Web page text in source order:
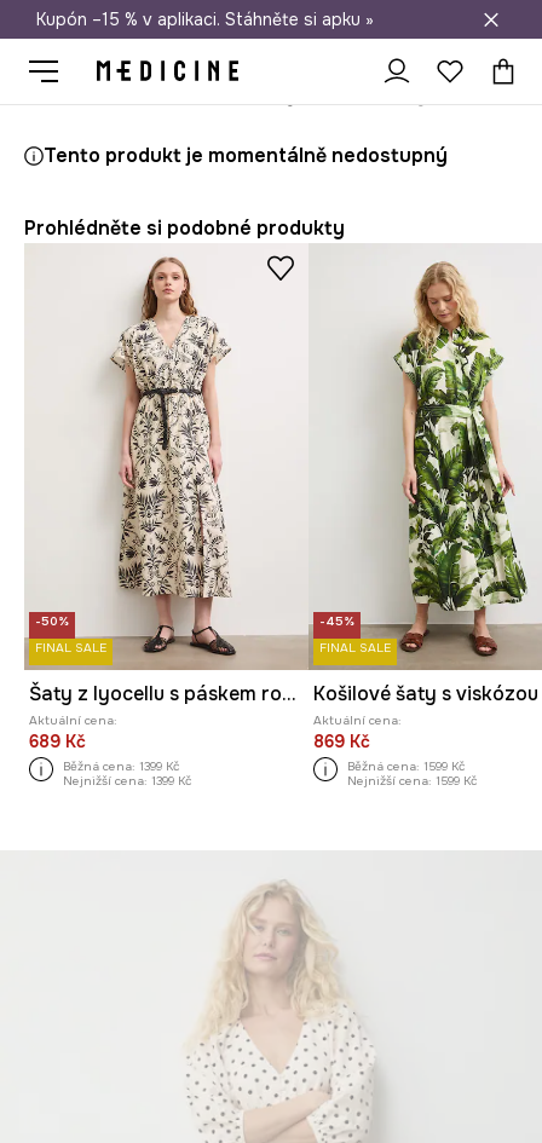
Doprava zdarma při nákupu nad 1 200 Kč
Kupón –15 % v aplikaci. Stáhněte si apku »
Tento produkt je momentálně nedostupný
Prohlédněte si podobné produkty
-50%
FINAL SALE
Šaty z lyocellu s páskem rostlinné
Aktuální cena:
689 Kč
Běžná cena: 1399 Kč
Nejnižší cena: 1399 Kč
-45%
FINAL SALE
Aktuální cena:
869 Kč
Běžná cena: 1599 Kč
Nejnižší cena: 1599 Kč